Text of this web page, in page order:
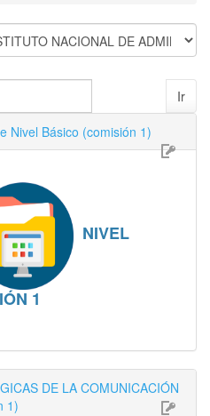
Ir
Nivel Básico (comisión 1)
NIVEL
1
DE LA COMUNICACIÓN
1)